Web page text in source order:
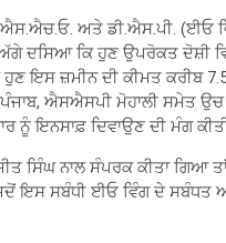
ਐਸ.ਐਚ.ਓ. ਅਤੇ ਡੀ.ਐਸ.ਪੀ. (ਈਓ
ਅੱਗੇ ਦਸਿਆ ਕਿ ਹੁਣ ਉਪਰੋਕਤ
ਇਸ ਜ਼ਮੀਨ ਦੀ ਕੀਮਤ ਕਰੀਬ
ਐਸਐਸਪੀ ਮੋਹਾਲੀ ਸਮੇਤ
ਨੂੰ ਇਨਸਾਫ਼ ਦਿਵਾਉਣ ਦੀ ਮੰਗ
ਸਿੰਘ ਨਾਲ ਸੰਪਰਕ ਕੀਤਾ ਗਿਆ
ਸਬੰਧੀ ਈਓ ਵਿੰਗ ਦੇ ਸਬੰਧਤ